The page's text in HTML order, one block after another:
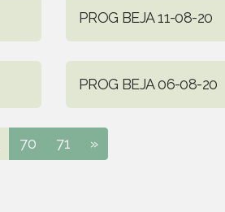
PROG BEJA 11-08-20
PROG BEJA 06-08-20
70 71 »